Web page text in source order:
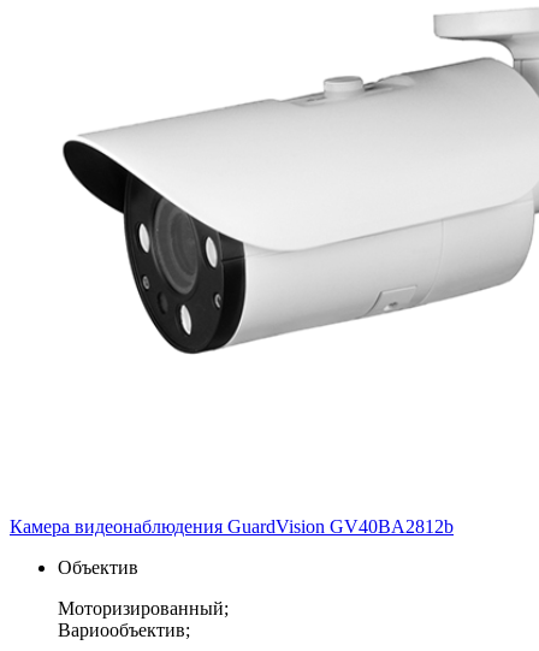
Камера видеонаблюдения GuardVision GV40BA2812b
Объектив
Моторизированный;
Вариообъектив;